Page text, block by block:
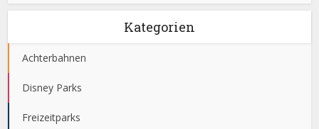
Kategorien
Achterbahnen
Disney Parks
Freizeitparks